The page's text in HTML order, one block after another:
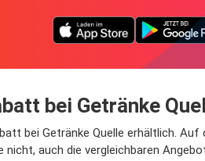
bei Getränke
bei Getränke Quelle erhältlich.
nicht, auch die vergleichbaren